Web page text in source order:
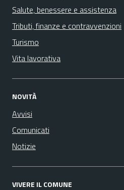
Salute, benessere e assistenza
Tributi, finanze e contravvenzioni
Turismo
Vita lavorativa
NOVITÀ
Avvisi
Comunicati
Notizie
VIVERE IL COMUNE